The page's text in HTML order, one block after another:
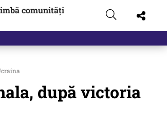
comunități
după victoria